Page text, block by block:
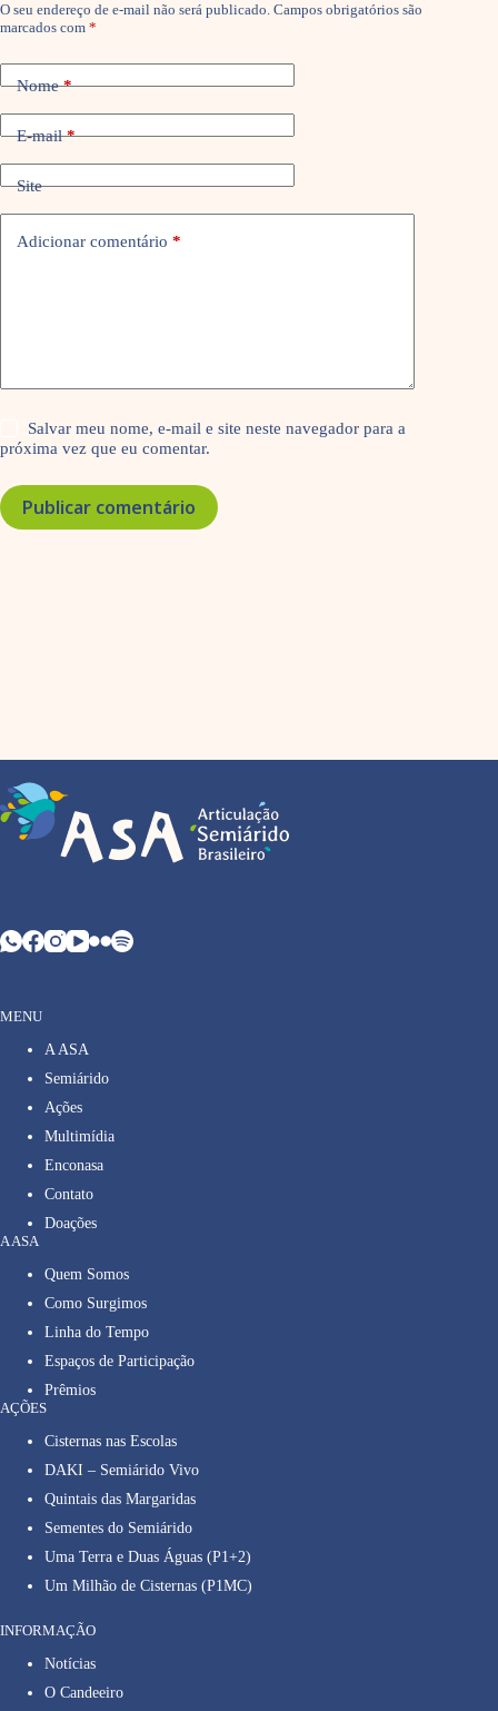
O seu endereço de e-mail não será publicado. Campos obrigatórios são
marcados com *
Nome*
E-mail*
Site
Adicionar comentário *
Salvar meu nome, e-mail e site neste navegador para a
próxima vez que eu comentar.
Publicar comentário
MENU
A ASA
Semiárido
Ações
Multimídia
Enconasa
Contato
Doações
A ASA
Quem Somos
Como Surgimos
Linha do Tempo
Espaços de Participação
Prêmios
AÇÕES
Cisternas nas Escolas
DAKI – Semiárido Vivo
Quintais das Margaridas
Sementes do Semiárido
Uma Terra e Duas Águas (P1+2)
Um Milhão de Cisternas (P1MC)
INFORMAÇÃO
Notícias
O Candeeiro